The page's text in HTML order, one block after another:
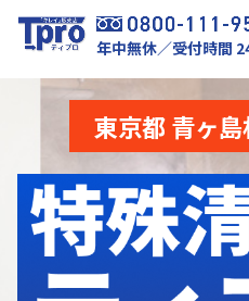
年中無休／受付時間
東京都 青ヶ